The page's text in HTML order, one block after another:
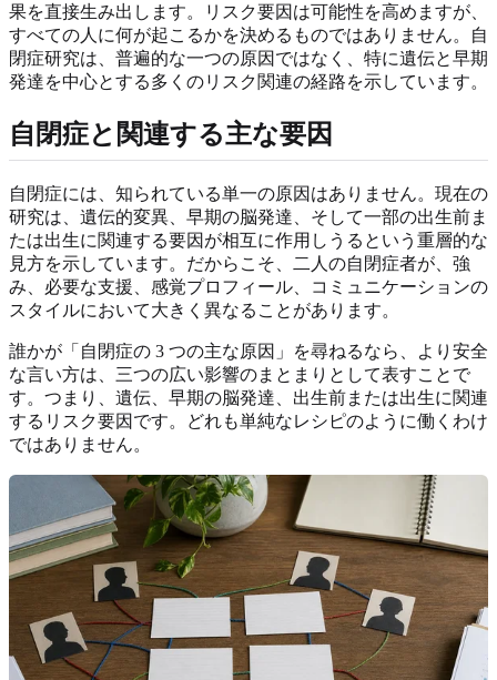
果を直接生み出します。リスク要因は可能性を高めますが、
すべての人に何が起こるかを決めるものではありません。自
閉症研究は、普遍的な一つの原因ではなく、特に遺伝と早期
発達を中心とする多くのリスク関連の経路を示しています。
自閉症と関連する主な要因
自閉症には、知られている単一の原因はありません。現在の
研究は、遺伝的変異、早期の脳発達、そして一部の出生前ま
たは出生に関連する要因が相互に作用しうるという重層的な
見方を示しています。だからこそ、二人の自閉症者が、強
み、必要な支援、感覚プロフィール、コミュニケーションの
スタイルにおいて大きく異なることがあります。
誰かが「自閉症の 3 つの主な原因」を尋ねるなら、より安全
な言い方は、三つの広い影響のまとまりとして表すことで
す。つまり、遺伝、早期の脳発達、出生前または出生に関連
するリスク要因です。どれも単純なレシピのように働くわけ
ではありません。